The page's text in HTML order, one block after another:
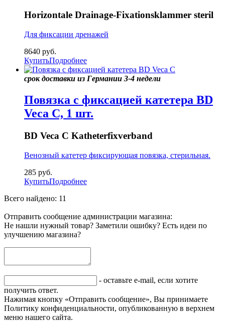
Horizontale Drainage-Fixationsklammer steril
Для фиксации дренажей
8640 руб.
КупитьПодробнее
срок доставки из Германии 3-4 недели
Повязка с фиксацией катетера BD
Veca C, 1 шт.
BD Veca C Katheterfixverband
Венозный катетер фиксирующая повязка, стерильная.
285 руб.
КупитьПодробнее
Всего найдено: 11
Отправить сообщение администрации магазина:
Не нашли нужный товар? Заметили ошибку? Есть идеи по
улучшению магазина?
- оставьте e-mail, если хотите
получить ответ.
Нажимая кнопку «Отправить сообщение», Вы принимаете
Политику конфиденциальности, опубликованную в верхнем
меню нашего сайта.